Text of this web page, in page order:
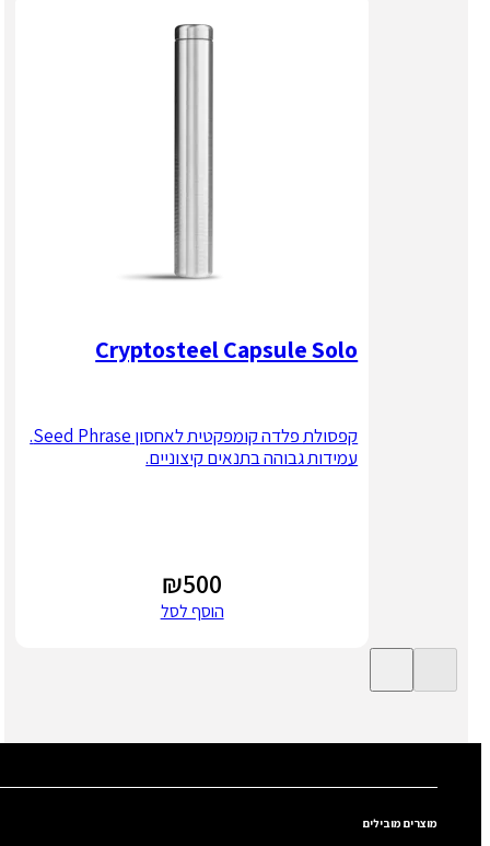
Cryptosteel Capsule Solo
קפסולת פלדה קומפקטית לאחסון Seed Phrase.
עמידות גבוהה בתנאים קיצוניים.
₪500
הוסף לסל
מוצרים מובילים